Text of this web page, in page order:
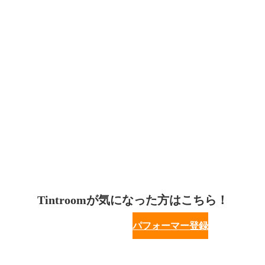
Tintroomが気になった方はこちら！
パフォーマー登録